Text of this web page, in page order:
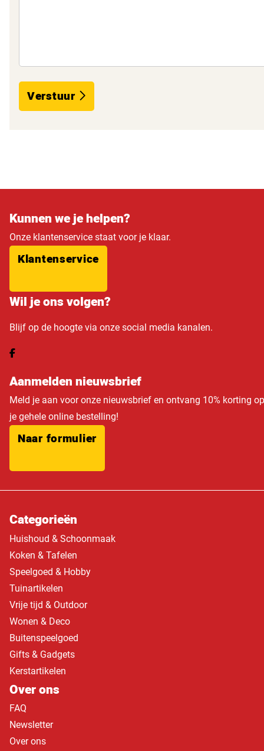
Verstuur
Kunnen we je helpen?
Onze klantenservice staat voor je klaar.
Klantenservice
Wil je ons volgen?
Blijf op de hoogte via onze social media kanalen.
Aanmelden nieuwsbrief
Meld je aan voor onze nieuwsbrief en ontvang 10% korting op
je gehele online bestelling!
Naar formulier
Categorieën
Huishoud & Schoonmaak
Koken & Tafelen
Speelgoed & Hobby
Tuinartikelen
Vrije tijd & Outdoor
Wonen & Deco
Buitenspeelgoed
Gifts & Gadgets
Kerstartikelen
Over ons
FAQ
Newsletter
Over ons